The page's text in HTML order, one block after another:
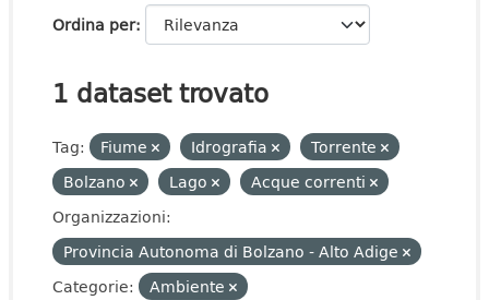
Ordina per
1 dataset trovato
Tag: Fiume Idrografia
Torrente
Bolzano
Lago
Acque correnti
Organizzazioni:
Provincia Autonoma di Bolzano - Alto Adige
Categorie:
Ambiente